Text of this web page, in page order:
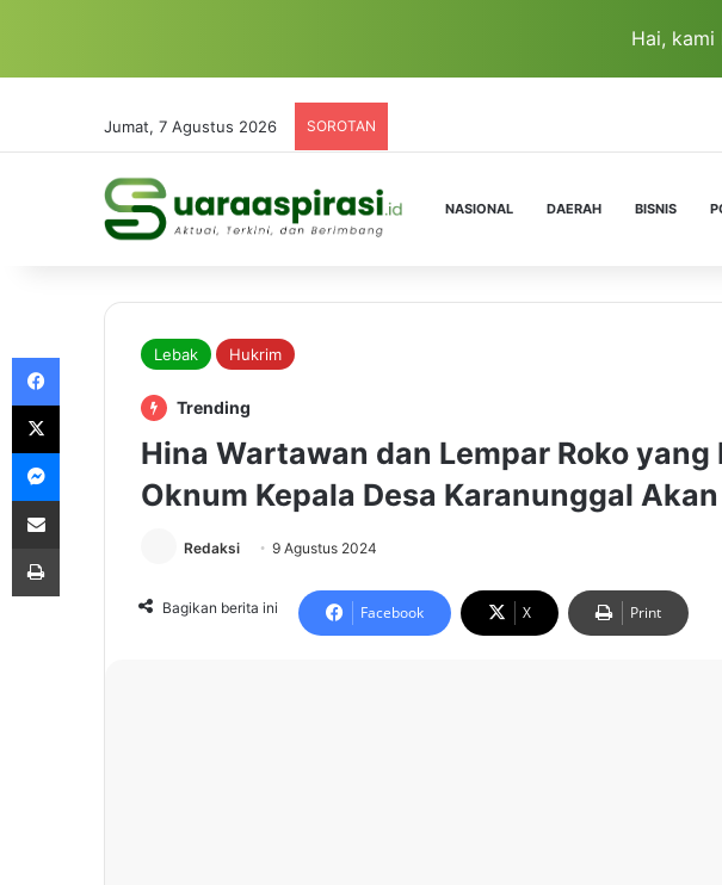
Hai, kami
Jumat, 7 Agustus 2026 SOROTAN
NASIONAL DAERAH BISNIS
Lebak Hukrim
Trending
Hina Wartawan dan Lempar Roko
Oknum Kepala Desa Karanunggal
Redaksi 9 Agustus 2024
Bagikan berita ini Facebook X Print